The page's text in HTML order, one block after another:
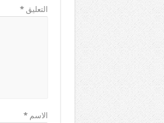
التعليق*
الاسم*